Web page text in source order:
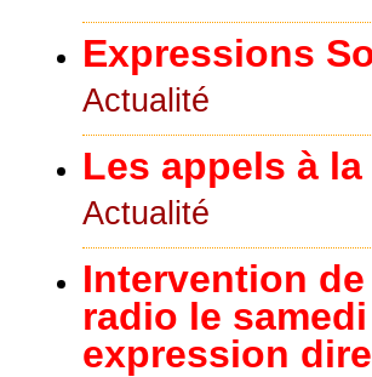
Expressions
Actualité
Les appels à
Actualité
Intervention
radio le
expression